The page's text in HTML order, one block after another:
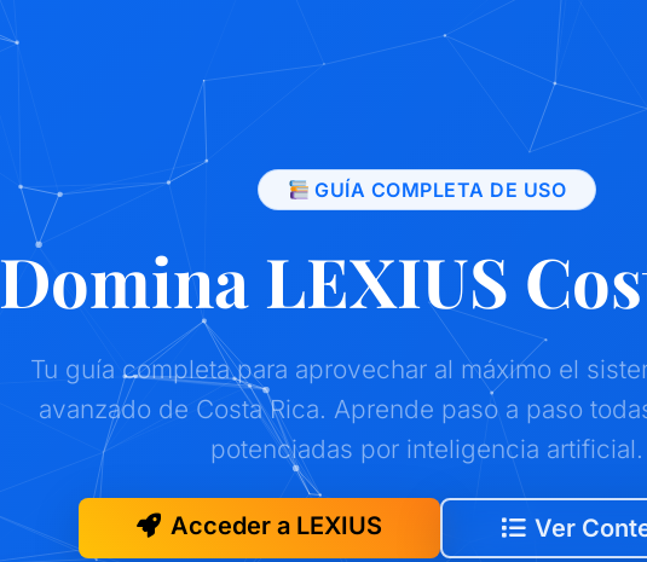
GUÍA COMPLETA DE USO
Domina LEXIUS
Tu guía completa para aprovechar al máximo el
avanzado de Costa Rica. Aprende paso a paso
potenciadas por inteligencia artificial.
Acceder a LEXIUS Ver